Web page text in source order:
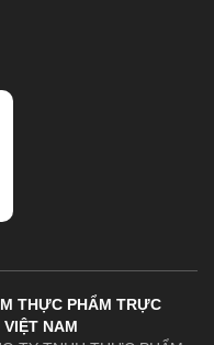
THỰC PHẨM TRỰC
NAM